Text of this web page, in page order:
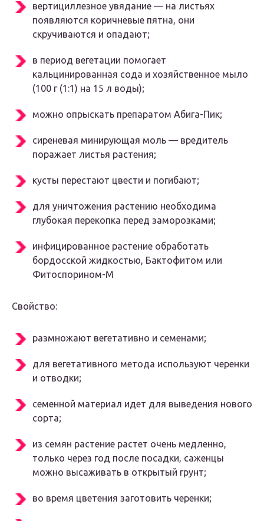
вертициллезное увядание — на листьях
появляются коричневые пятна, они
скручиваются и опадают;
в период вегетации помогает
кальцинированная сода и хозяйственное мыло
(100 г (1:1) на 15 л воды);
можно опрыскать препаратом Абига-Пик;
сиреневая минирующая моль — вредитель
поражает листья растения;
кусты перестают цвести и погибают;
для уничтожения растению необходима
глубокая перекопка перед заморозками;
инфицированное растение обработать
бордосской жидкостью, Бактофитом или
Фитоспорином-М
Свойство:
размножают вегетативно и семенами;
для вегетативного метода используют черенки
и отводки;
семенной материал идет для выведения нового
сорта;
из семян растение растет очень медленно,
только через год после посадки, саженцы
можно высаживать в открытый грунт;
во время цветения заготовить черенки;